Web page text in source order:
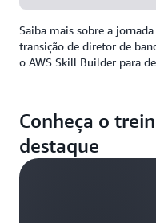
Saiba mais sobre a
transição de diretor de
o AWS Skill Builder para
Conheça o
destaque